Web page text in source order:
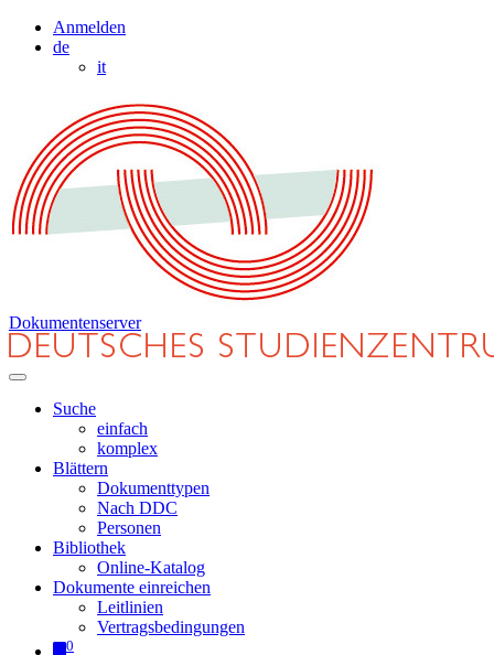
Anmelden
de
it
Dokumentenserver
Suche
einfach
komplex
Blättern
Dokumenttypen
Nach DDC
Personen
Bibliothek
Online-Katalog
Dokumente einreichen
Leitlinien
Vertragsbedingungen
0